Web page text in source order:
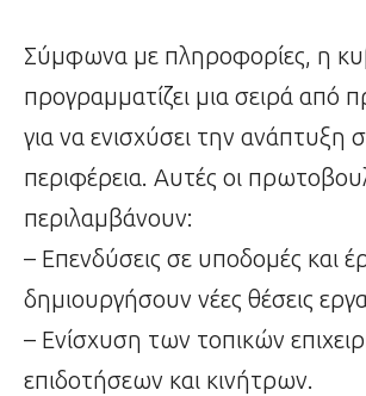
Σύμφωνα με πληροφορίες, η
προγραμματίζει μια σειρά από
για να ενισχύσει την ανάπτυξη
περιφέρεια. Αυτές οι
περιλαμβάνουν:
– Επενδύσεις σε υποδομές και
δημιουργήσουν νέες θέσεις
– Ενίσχυση των τοπικών
επιδοτήσεων και κινήτρων.